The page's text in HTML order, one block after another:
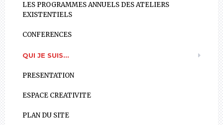
LES PROGRAMMES ANNUELS DES ATELIERS
EXISTENTIELS
CONFERENCES
QUI JE SUIS…
PRESENTATION
ESPACE CREATIVITE
PLAN DU SITE